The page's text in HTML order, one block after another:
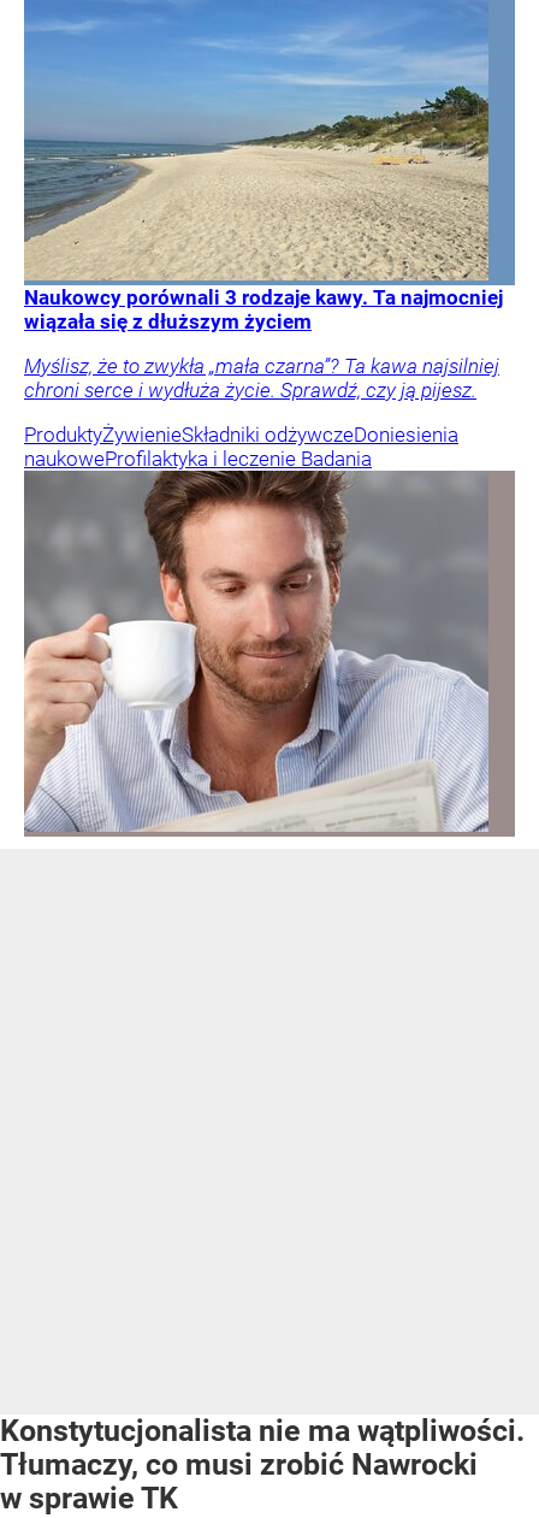
Naukowcy porównali 3 rodzaje kawy. Ta najmocniej
wiązała się z dłuższym życiem
Myślisz, że to zwykła „mała czarna”? Ta kawa najsilniej
chroni serce i wydłuża życie. Sprawdź, czy ją pijesz.
ProduktyŻywienieSkładniki odżywczeDoniesienia
naukoweProfilaktyka i leczenie Badania
Konstytucjonalista nie ma wątpliwości.
Tłumaczy, co musi zrobić Nawrocki
w sprawie TK